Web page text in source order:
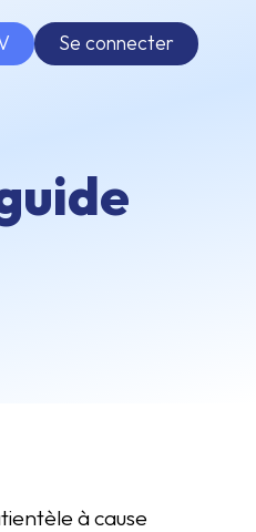
Se connecter
à cause